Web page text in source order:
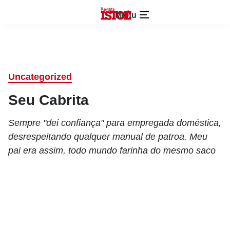
Menu
Uncategorized
Seu Cabrita
Sempre "dei confiança" para empregada doméstica,
desrespeitando qualquer manual de patroa. Meu
pai era assim, todo mundo farinha do mesmo saco